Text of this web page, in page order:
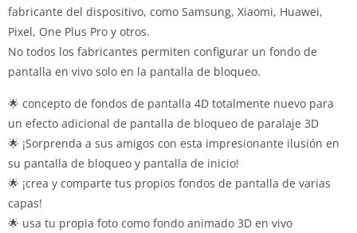
fabricante del dispositivo, como Samsung, Xiaomi, Huawei,
Pixel, One Plus Pro y otros.
No todos los fabricantes permiten configurar un fondo de
pantalla en vivo solo en la pantalla de bloqueo.
🌟 concepto de fondos de pantalla 4D totalmente nuevo para
un efecto adicional de pantalla de bloqueo de paralaje 3D
🌟 ¡Sorprenda a sus amigos con esta impresionante ilusión en
su pantalla de bloqueo y pantalla de inicio!
🌟 ¡crea y comparte tus propios fondos de pantalla de varias
capas!
🌟 usa tu propia foto como fondo animado 3D en vivo